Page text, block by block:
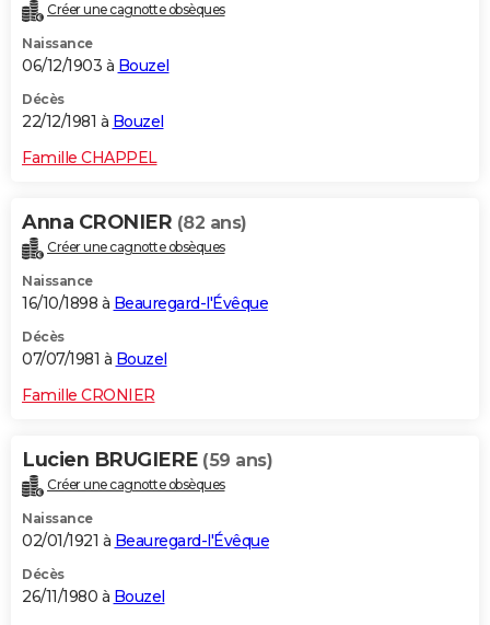
Créer une cagnotte obsèques
Naissance
06/12/1903 à Bouzel
Décès
22/12/1981 à Bouzel
Famille CHAPPEL
Anna CRONIER (82 ans)
Créer une cagnotte obsèques
Naissance
16/10/1898 à Beauregard-l'Évêque
Décès
07/07/1981 à Bouzel
Famille CRONIER
Lucien BRUGIERE (59 ans)
Créer une cagnotte obsèques
Naissance
02/01/1921 à Beauregard-l'Évêque
Décès
26/11/1980 à Bouzel